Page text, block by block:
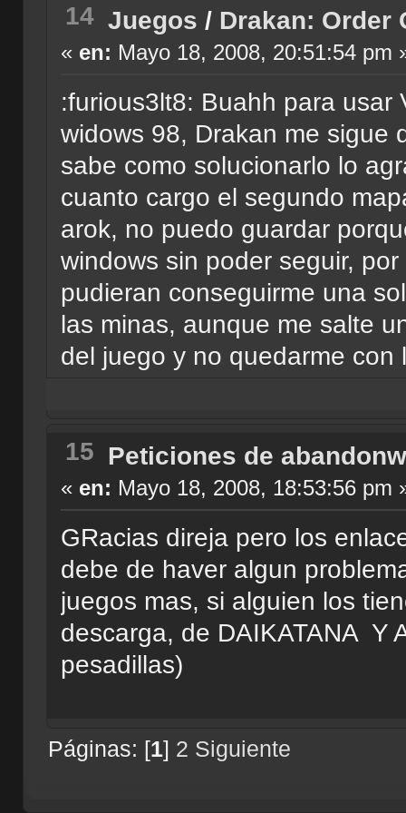
14 Juegos / Drakan: Order
« en: Mayo 18, 2008, 20:51:54 pm
:furious3lt8: Buahh para usar
widows 98, Drakan me sigue
sabe como solucionarlo lo
cuanto cargo el segundo
arok, no puedo guardar
windows sin poder seguir,
pudieran conseguirme una
las minas, aunque me salte
del juego y no quedarme
15 Peticiones de
« en: Mayo 18, 2008, 18:53:56 pm
GRacias direja pero los
debe de haver algun
juegos mas, si alguien los
descarga, de DAIKATANA Y
pesadillas)
Páginas: [1] 2 Siguiente